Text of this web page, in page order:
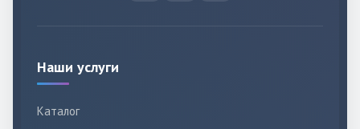
Наши услуги
Каталог